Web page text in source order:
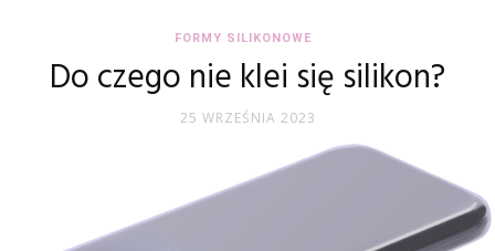
FORMY SILIKONOWE
Do czego nie klei się silikon?
25 WRZEŚNIA 2023